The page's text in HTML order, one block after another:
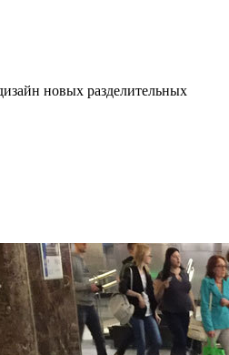
новых разделительных